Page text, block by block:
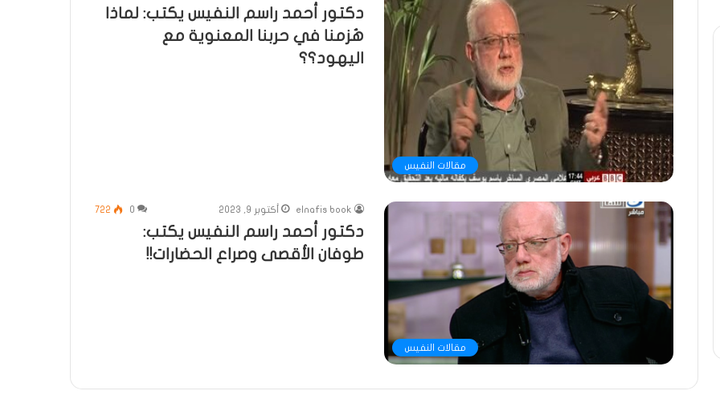
مقالات النفيس
دكتور أحمد راسم النفيس يكتب: لماذا
هُزمنا في حربنا المعنوية مع
اليهود؟؟
مقالات النفيس
elnafis book أكتوبر 9, 2023 0
722
دكتور أحمد راسم النفيس يكتب:
طوفان الأقصى وصراع الحضارات!!